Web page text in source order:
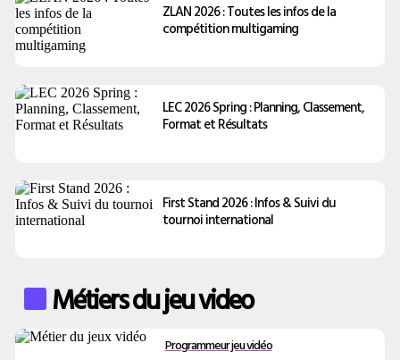
ZLAN 2026 : Toutes les infos de la
compétition multigaming
LEC 2026 Spring : Planning, Classement,
Format et Résultats
First Stand 2026 : Infos & Suivi du
tournoi international
Métiers du jeu video
Programmeur jeu vidéo